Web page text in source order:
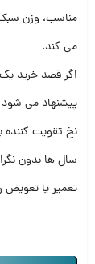
مناسب، وزن سبک
می کند.
اگر قصد خرید
پیشنهاد می شود
نخ تقویت
سال ها بدون
تعمیر یا تعویض